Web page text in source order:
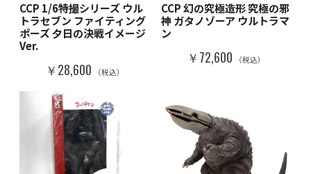
CCP 1/6特撮シリーズ ウル
トラセブン ファイティング
ポーズ 夕日の決戦イメージ
Ver.
￥28,600 （税込）
CCP 幻の究極造形 究極の邪
神 ガタノゾーア ウルトラマ
ン
￥72,600 （税込）